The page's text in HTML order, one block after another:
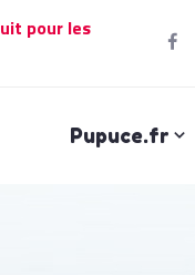
pour les
Pupuce.fr